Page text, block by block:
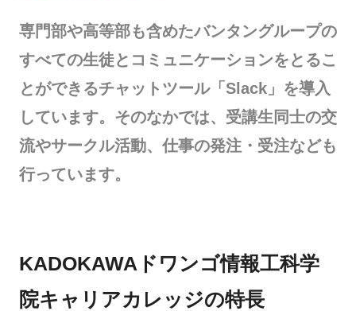
専門部や高等部も含めたバンタングループの
すべての生徒とコミュニケーションをとるこ
とができるチャットツール「Slack」を導入
しています。そのなかでは、受講生同士の交
流やサークル活動、仕事の発注・受注なども
行っています。
KADOKAWAドワンゴ情報工科学
院キャリアカレッジの特長